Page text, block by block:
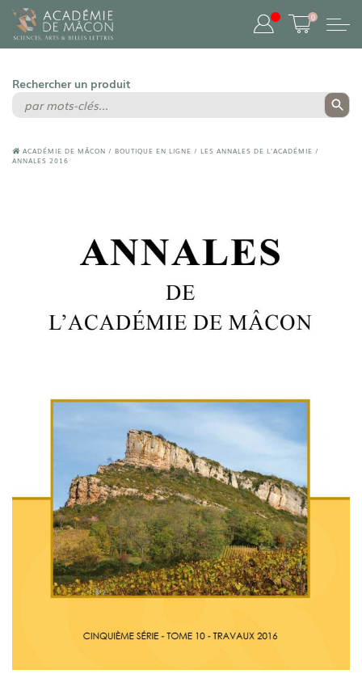
0
ACADÉMIE DE MÂCON / BOUTIQUE EN LIGNE / LES ANNALES DE L'ACADÉMIE /
ANNALES 2016